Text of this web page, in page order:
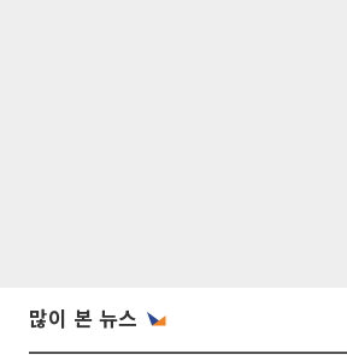
많이 본 뉴스